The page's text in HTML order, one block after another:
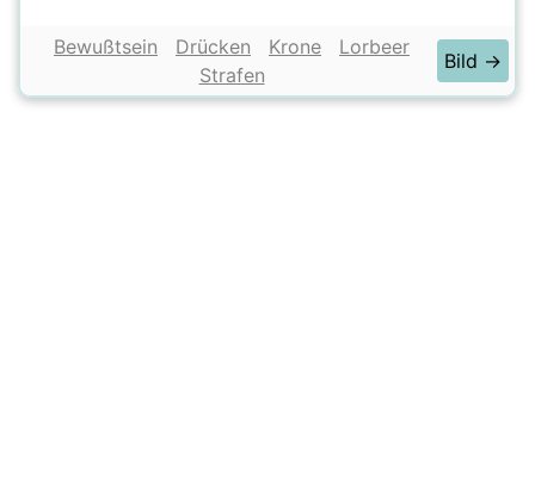
Bewußtsein Drücken Krone
Lorbeer
Strafen
Bild →